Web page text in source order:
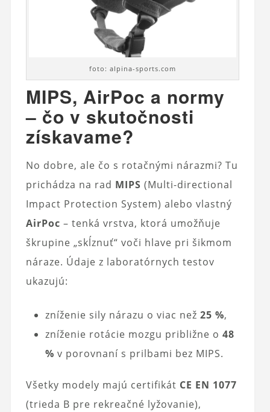
foto: alpina-sports.com
MIPS, AirPoc a normy
– čo v skutočnosti
získavame?
No dobre, ale čo s rotačnými nárazmi? Tu
prichádza na rad MIPS (Multi-directional
Impact Protection System) alebo vlastný
AirPoc – tenká vrstva, ktorá umožňuje
škrupine „skĺznuť“ voči hlave pri šikmom
náraze. Údaje z laboratórnych testov
ukazujú:
zníženie sily nárazu o viac než 25 %,
zníženie rotácie mozgu približne o 48
% v porovnaní s prilbami bez MIPS.
Všetky modely majú certifikát CE EN 1077
(trieda B pre rekreačné lyžovanie),